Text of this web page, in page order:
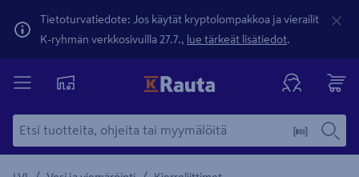
Tietoturvatiedote: Jos käytät kryptolompakkoa ja vierailit
K-ryhmän verkkosivuilla 27.7., lue tärkeät lisätiedot.